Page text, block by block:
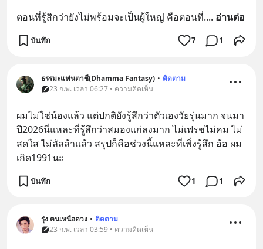
ตอนที่รู้สึกว่ายังไม่พร้อมจะเป็นผู้ใหญ่ คือตอนที่.... อ่านต่อ
บันทึก 7 1
ธรรมะแฟนตาซี(Dhamma Fantasy) • ติดตาม
23 ก.พ. เวลา 06:27 • ความคิดเห็น
ผมไม่ใช่น้องแล้ว แต่ปกติยังรู้สึกว่าตัวเองวัยรุ่นมาก จนมา
ปี2026นี่แหละที่รู้สึกว่าสมองแก่ลงมาก ไม่เฟรชไม่คม ไม่
สดใส ไม่ลัลล้าแล้ว สรุปก็คือช่วงนี้แหละที่เพิ่งรู้สึก อ้อ ผม
เกิด1991นะ
บันทึก 1 1
รุ่ง ฅนเหนือดวง • ติดตาม
23 ก.พ. เวลา 03:59 • ความคิดเห็น